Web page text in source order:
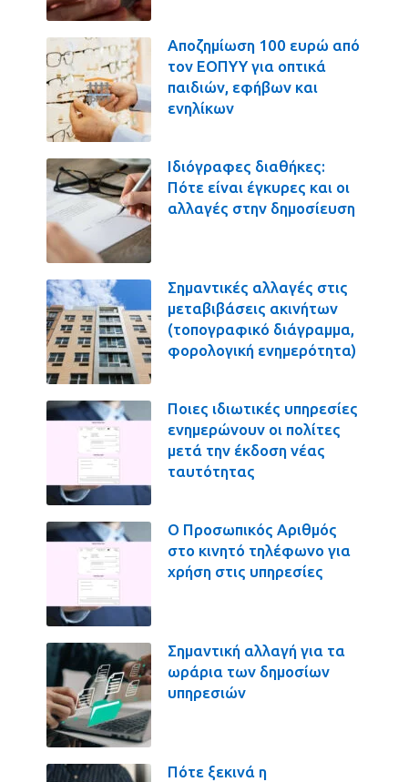
Αποζημίωση 100 ευρώ από
τον ΕΟΠΥΥ για οπτικά
παιδιών, εφήβων και
ενηλίκων
Ιδιόγραφες διαθήκες:
Πότε είναι έγκυρες και οι
αλλαγές στην δημοσίευση
Σημαντικές αλλαγές στις
μεταβιβάσεις ακινήτων
(τοπογραφικό διάγραμμα,
φορολογική ενημερότητα)
Ποιες ιδιωτικές υπηρεσίες
ενημερώνουν οι πολίτες
μετά την έκδοση νέας
ταυτότητας
Ο Προσωπικός Αριθμός
στο κινητό τηλέφωνο για
χρήση στις υπηρεσίες
Σημαντική αλλαγή για τα
ωράρια των δημοσίων
υπηρεσιών
Πότε ξεκινά η